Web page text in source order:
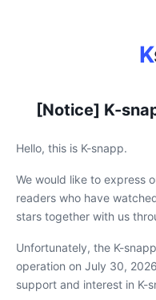
K
[Notice] K-
Hello, this is K-snapp.
We would like to express
readers who have
stars together with us
Unfortunately, the K-
operation on July 30,
support and interest in K-